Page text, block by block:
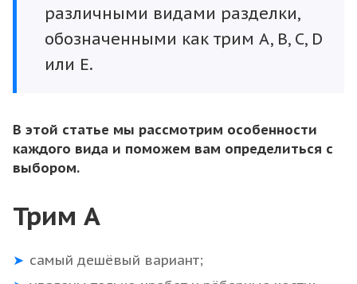
различными видами разделки,
обозначенными как трим A, B, C, D
или E.
В этой статье мы рассмотрим особенности
каждого вида и поможем вам определиться с
выбором.
Трим А
самый дешёвый вариант;